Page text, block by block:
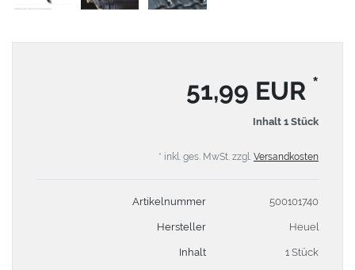
51,99 EUR *
Inhalt 1 Stück
* inkl. ges. MwSt. zzgl. Versandkosten
Artikelnummer 500101740
Hersteller Heuel
Inhalt 1 Stück